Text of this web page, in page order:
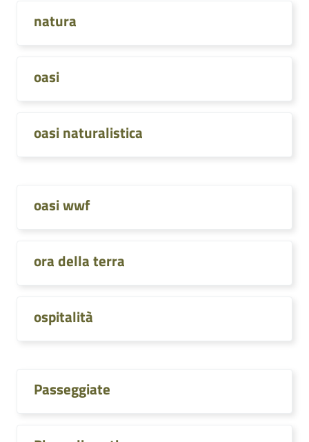
natura
oasi
oasi naturalistica
oasi wwf
ora della terra
ospitalità
Passeggiate